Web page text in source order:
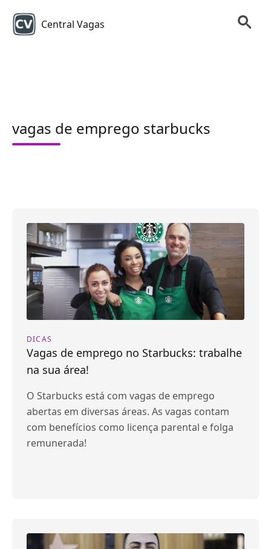
Central Vagas
vagas de emprego starbucks
DICAS
Vagas de emprego no Starbucks: trabalhe
na sua área!
O Starbucks está com vagas de emprego
abertas em diversas áreas. As vagas contam
com benefícios como licença parental e folga
remunerada!